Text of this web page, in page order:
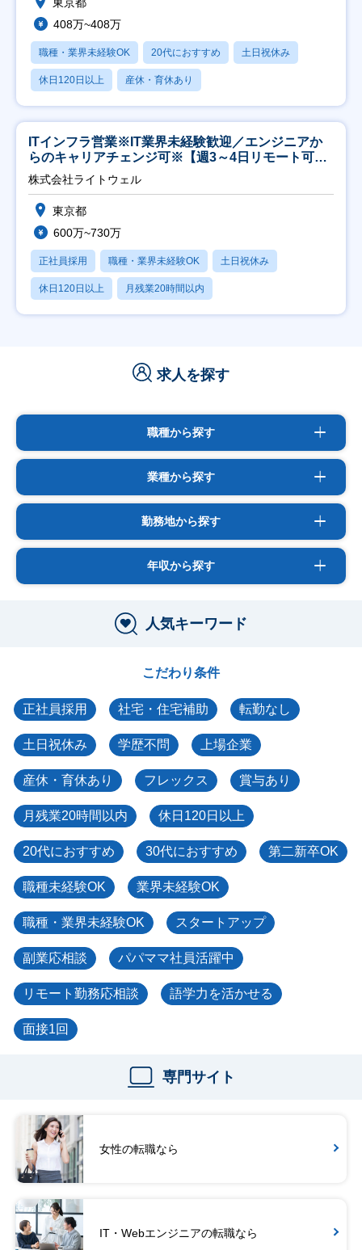
408万~408万
職種・業界未経験OK 20代におすすめ 土日祝休み
休日120日以上 産休・育休あり
ITインフラ営業※IT業界未経験歓迎／エンジニアか
らのキャリアチェンジ可※【週3～4日リモート可
能】
株式会社ライトウェル
東京都
600万~730万
正社員採用 職種・業界未経験OK 土日祝休み
休日120日以上 月残業20時間以内
求人を探す
職種から探す
業種から探す
勤務地から探す
年収から探す
人気キーワード
こだわり条件
正社員採用 社宅・住宅補助 転勤なし
土日祝休み 学歴不問 上場企業
産休・育休あり フレックス 賞与あり
月残業20時間以内 休日120日以上
20代におすすめ 30代におすすめ 第二新卒OK
職種未経験OK 業界未経験OK
職種・業界未経験OK スタートアップ
副業応相談 パパママ社員活躍中
リモート勤務応相談 語学力を活かせる
面接1回
専門サイト
女性の転職なら
IT・Webエンジニアの転職なら